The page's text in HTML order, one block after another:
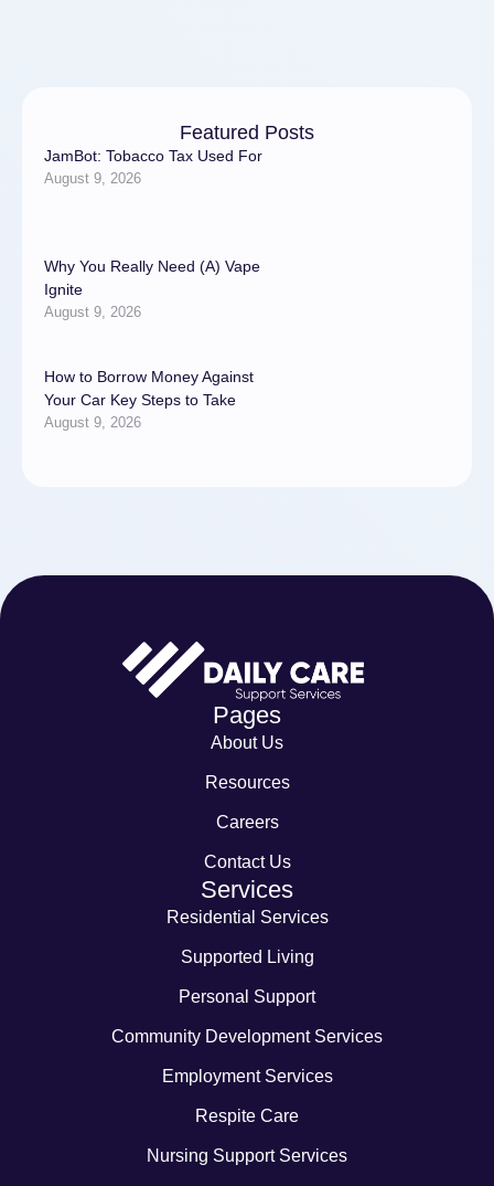
Featured Posts
JamBot: Tobacco Tax Used For
August 9, 2026
Why You Really Need (A) Vape
Ignite
August 9, 2026
How to Borrow Money Against
Your Car Key Steps to Take
August 9, 2026
Pages
About Us
Resources
Careers
Contact Us
Services
Residential Services
Supported Living
Personal Support
Community Development Services
Employment Services
Respite Care
Nursing Support Services